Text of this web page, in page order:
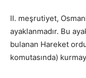
II. meşrutiyet,
ayaklanmadır. Bu
bulanan Hareket
komutasında)